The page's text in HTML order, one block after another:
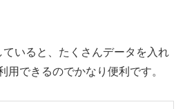
いると、たくさんデータを入れ
用できるのでかなり便利です。